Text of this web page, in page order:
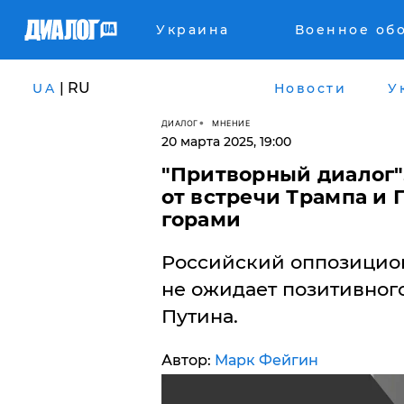
Украина Военное
UA | RU Новости
ДИАЛОГ МНЕНИЕ
20 марта 2025, 19:00
"Притворный
от встречи Трампа и
горами
Российский
не ожидает
Путина.
Автор: Марк Фейгин